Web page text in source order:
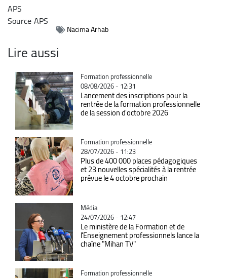
APS
SourceAPS
Nacima Arhab
Lire aussi
Catégorie
Formation professionnelle
08/08/2026 - 12:31
Lancement des inscriptions pour la
rentrée de la formation professionnelle
de la session d'octobre 2026
Catégorie
Formation professionnelle
28/07/2026 - 11:23
Plus de 400 000 places pédagogiques
et 23 nouvelles spécialités à la rentrée
prévue le 4 octobre prochain
Catégorie
Média
24/07/2026 - 12:47
Le ministère de la Formation et de
l'Enseignement professionnels lance la
chaîne "Mihan TV"
Catégorie
Formation professionnelle